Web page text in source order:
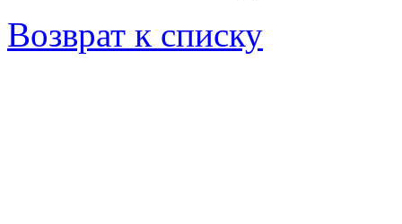
Возврат к списку